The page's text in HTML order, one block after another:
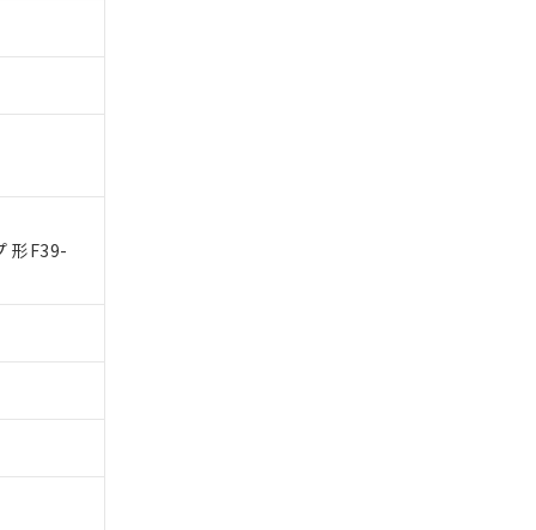
形F39-
御機器販売店・
ようお願いしま
ズにご登録され
社の共同利用者
とをご了承くだ
はありません。
品に未対応品が
年1月12日よ
ない年数を意
これらの製造装
、取り引きをい